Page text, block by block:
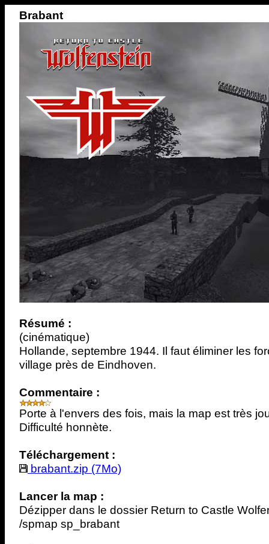
Brabant
Résumé :
(cinématique)
Hollande, septembre 1944. Il faut éliminer les
village près de Eindhoven.
Commentaire :
Porte à l'envers des fois, mais la map est très
Difficulté honnète.
Téléchargement :
brabant.zip (7Mo)
Lancer la map :
Dézipper dans le dossier Return to Castle
/spmap sp_brabant